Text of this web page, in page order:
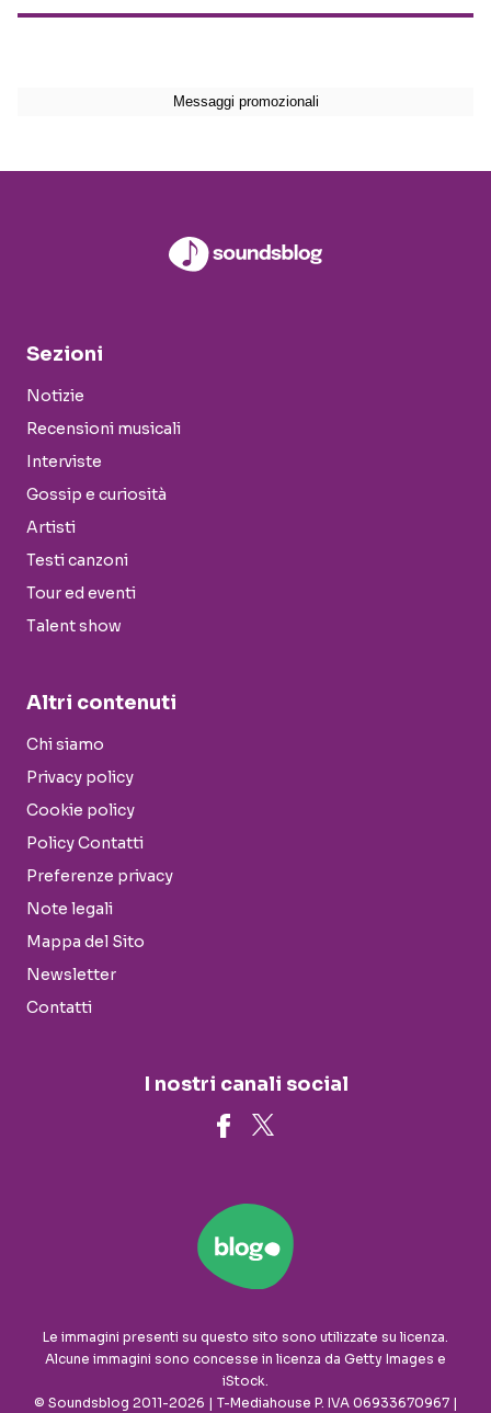
Sezioni
Notizie
Recensioni musicali
Interviste
Gossip e curiosità
Artisti
Testi canzoni
Tour ed eventi
Talent show
Altri contenuti
Chi siamo
Privacy policy
Cookie policy
Policy Contatti
Preferenze privacy
Note legali
Mappa del Sito
Newsletter
Contatti
I nostri canali social
Le immagini presenti su questo sito sono utilizzate su licenza.
Alcune immagini sono concesse in licenza da Getty Images e
iStock.
© Soundsblog 2011-2026 | T-Mediahouse P. IVA 06933670967 |